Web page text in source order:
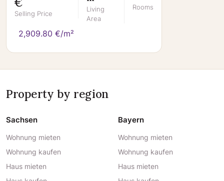
Selling Price
Living
Area
Rooms
2,909.80 €/m²
Property by region
Sachsen
Wohnung mieten
Wohnung kaufen
Haus mieten
Bayern
Wohnung mieten
Wohnung kaufen
Haus mieten